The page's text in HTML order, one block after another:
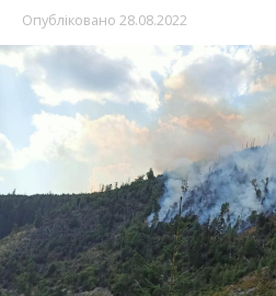
Опубліковано 28.08.2022